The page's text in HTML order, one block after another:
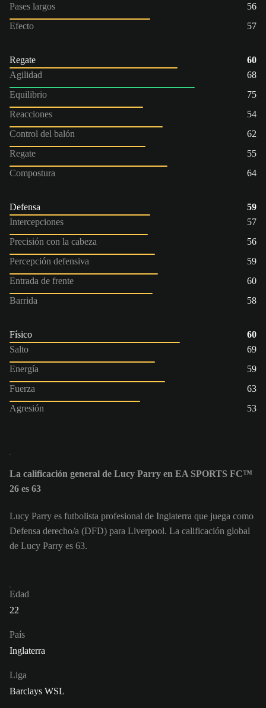
Pases largos
56
Efecto
57
Regate
60
Agilidad
68
Equilibrio
75
Reacciones
54
Control del balón
62
Regate
55
Compostura
64
Defensa
59
Intercepciones
57
Precisión con la cabeza
56
Percepción defensiva
59
Entrada de frente
60
Barrida
58
Físico
60
Salto
69
Energía
59
Fuerza
63
Agresión
53
La calificación general de Lucy Parry en EA SPORTS FC™
26 es 63
Lucy Parry es futbolista profesional de Inglaterra que juega como
Defensa derecho/a (DFD) para Liverpool. La calificación global
de Lucy Parry es 63.
Edad
22
País
Inglaterra
Liga
Barclays WSL